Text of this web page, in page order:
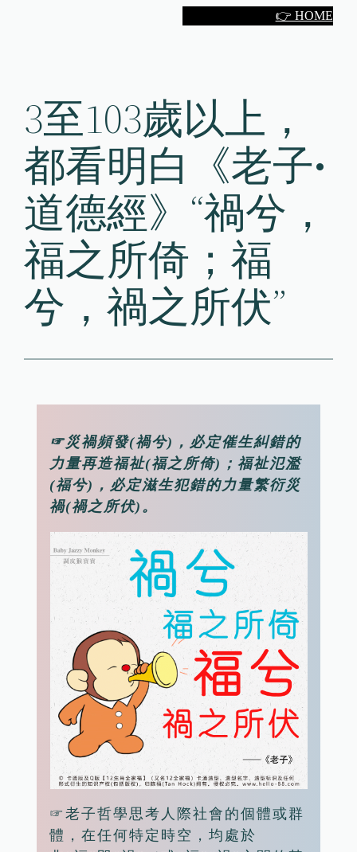
👉 HOME
3至103歲以上，
都看明白《老子•
道德經》“禍兮，
福之所倚；福
兮，禍之所伏”
☞災禍頻發(禍兮)，必定催生糾錯的
力量再造福祉(福之所倚)；福祉氾濫
(福兮)，必定滋生犯錯的力量繁衍災
禍(禍之所伏)。
☞老子哲學思考人際社會的個體或群
體，在任何特定時空，均處於